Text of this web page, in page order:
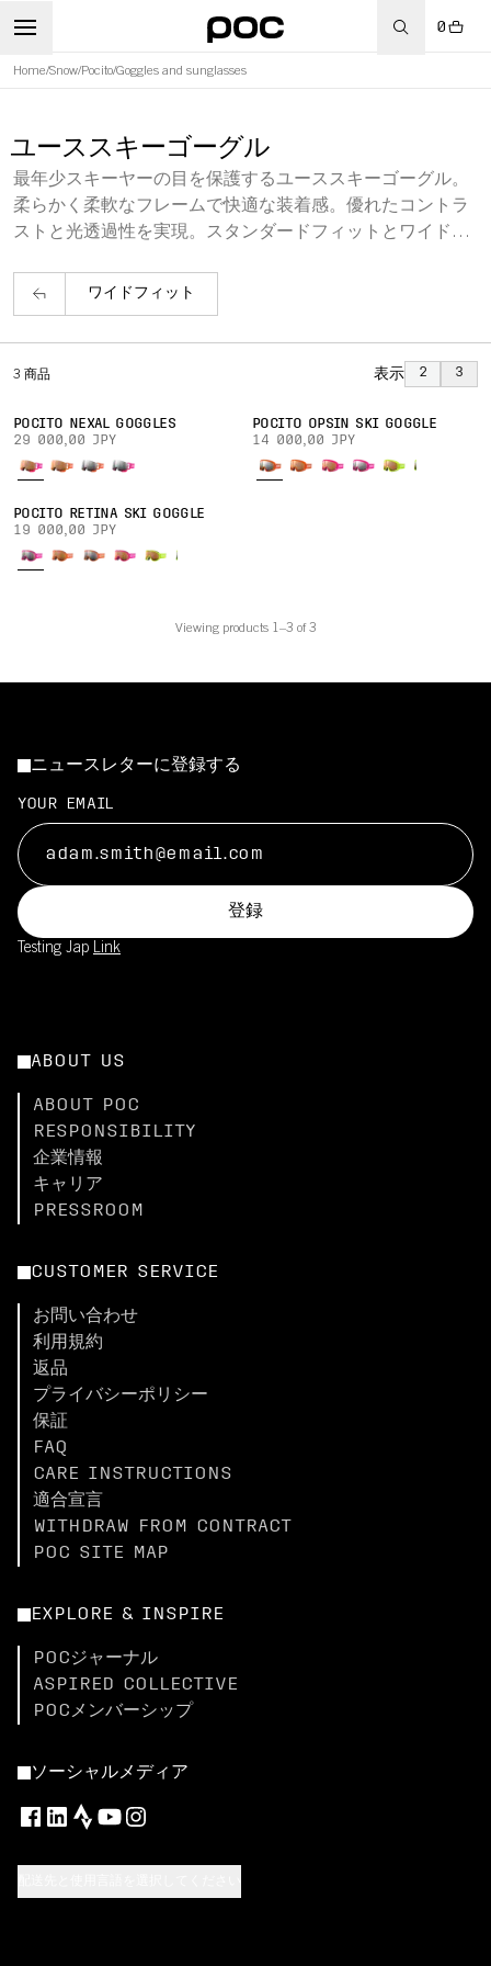
0
Home/Snow/Pocito/Goggles and sunglasses
ユーススキーゴーグル
最年少スキーヤーの目を保護するユーススキーゴーグル。
柔らかく柔軟なフレームで快適な装着感。優れたコントラ
ストと光透過性を実現。スタンダードフィットとワイドフ
ワイドフィット
3 商品 表示 2 3
POCITO NEXAL GOGGLES
29 000,00 JPY
POCITO OPSIN SKI GOGGLE
14 000,00 JPY
POCITO RETINA SKI GOGGLE
19 000,00 JPY
Viewing products 1–3 of 3
ニュースレターに登録する
YOUR EMAIL
登録
Testing Jap Link
ABOUT US
ABOUT POC
RESPONSIBILITY
企業情報
キャリア
PRESSROOM
CUSTOMER SERVICE
お問い合わせ
利用規約
返品
プライバシーポリシー
保証
FAQ
CARE INSTRUCTIONS
適合宣言
WITHDRAW FROM CONTRACT
POC SITE MAP
EXPLORE & INSPIRE
POCジャーナル
ASPIRED COLLECTIVE
POCメンバーシップ
ソーシャルメディア